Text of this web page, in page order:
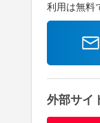
利用は無料
外部サイ